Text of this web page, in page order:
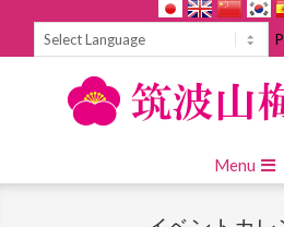
Navigation
Menu